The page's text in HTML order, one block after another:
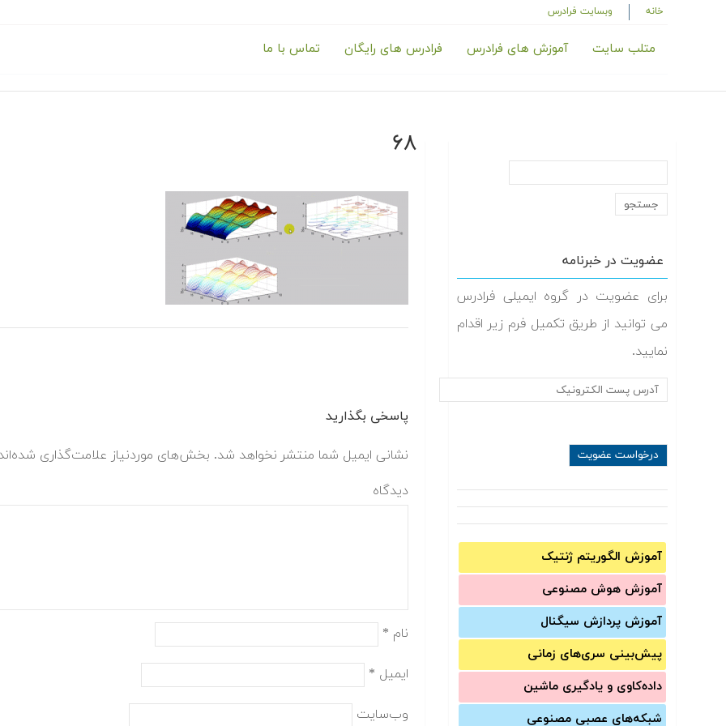
خانه وبسایت فرادرس
متلب سایت آموزش های فرادرس فرادرس های رایگان تماس با ما
عضویت در خبرنامه
برای عضویت در گروه ایمیلی فرادرس
می توانید از طریق تکمیل فرم زیر اقدام
نمایید.
آموزش الگوریتم ژنتیک
آموزش‌ هوش مصنوعی
آموزش‌ پردازش سیگنال
پیش‌‌بینی سری‌‌های زمانی
داده‌کاوی و یادگیری ماشین
شبکه‌های عصبی مصنوعی
۶۸
پاسخی بگذارید
نشانی ایمیل شما منتشر نخواهد شد. بخش‌های موردنیاز علامت‌گذاری
دیدگاه
نام *
ایمیل *
وب‌سایت